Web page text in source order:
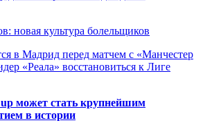
новая культура болельщиков
в Мадрид перед матчем с «Манчестер
«Реала» восстановиться к Лиге
может стать крупнейшим
в истории